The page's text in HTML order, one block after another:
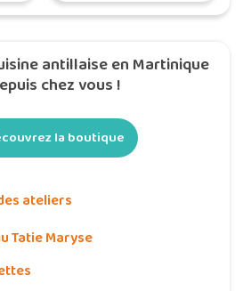
antillaise en Martinique
chez vous !
la boutique
ateliers
Tatie Maryse